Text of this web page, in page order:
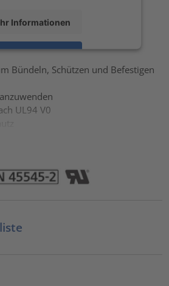
Informationen
Akzeptieren
Consent Management Platform
Bündeln, Schützen und Befestigen
UL94 V0